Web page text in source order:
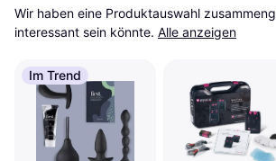
Wir haben eine Produktauswahl
interessant sein könnte. Alle anzeigen
Im Trend